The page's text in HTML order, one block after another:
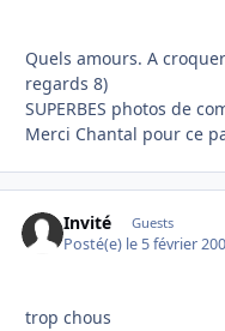
Quels amours. A
regards 8)
SUPERBES photos de
Merci Chantal pour ce
Invité Guests
Posté(e) le 5 février
trop chous